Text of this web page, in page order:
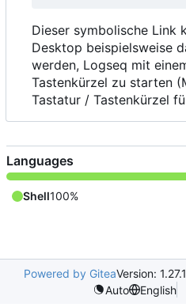
Dieser symbolische Link
Desktop beispielsweise
werden, Logseq mit
Tastenkürzel zu starten
Tastatur / Tastenkürzel
Languages
Shell100%
Powered by GiteaVersion: 1.27.1
Auto
English